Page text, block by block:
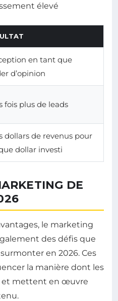
élevé
en tant que
d’opinion
fois plus de leads
dollars de revenus pour
dollar investi
DE
le marketing
des défis que
en 2026. Ces
la manière dont les
et mettent en œuvre